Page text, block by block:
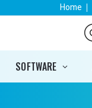
Home
SOFTWARE